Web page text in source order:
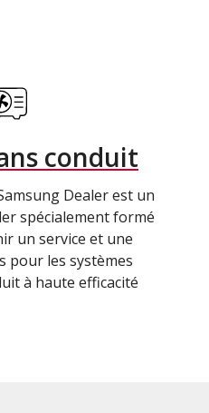
conduit
Dealer est un
spécialement formé
un service et une
pour les systèmes
à haute efficacité